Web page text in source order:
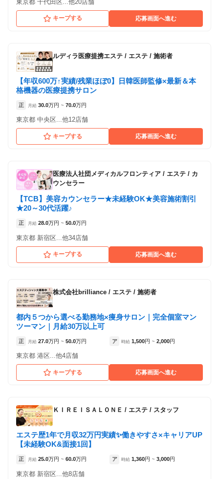
LOVEホワイトニング渋谷店
（東京都渋谷区:渋谷駅 徒歩 12分 ）
（東京都中央区:宝町駅 徒歩 4分 / 銀座一丁目駅
徒歩 5分 / 東銀座駅 徒歩 7分 / 銀座駅 徒歩 10分
東京都 千代田区...他20店舗
キープする 応募画面へ進む
ルディラ医療提携エステ / エステ / 施術者
【年収600万↑実績/残業ほぼ0】日韓医師監修×最新＆本
格機器の医療提携サロン
正 月給 30.0万円 ~ 70.0万円
東京都 中央区...他12店舗
キープする 応募画面へ進む
医療法人社団メディカルフロンティア / エステ / カ
ウンセラー
【TCB】美容カウンセラー★未経験OK★美容施術割引
★20～30代活躍♪
正 月給 28.0万円 ~ 50.0万円
東京都 新宿区...他34店舗
キープする 応募画面へ進む
株式会社brilliance / エステ / 施術者
都内５つから選べる勤務地×痩身サロン｜完全個室マン
ツーマン｜月給30万以上可
正 月給 27.0万円 ~ 50.0万円 ア 時給 1,500円 ~ 2,000円
東京都 港区...他4店舗
キープする 応募画面へ進む
ＫＩＲＥＩＳＡＬＯＮＥ / エステ / スタッフ
エステ歴1年で月収32万円実績✨働きやすさ×キャリアUP
【未経験OK&面接1回】
正 月給 25.0万円 ~ 60.0万円 ア 時給 1,360円 ~ 3,000円
東京都 新宿区...他8店舗